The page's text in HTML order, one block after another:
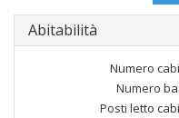
Abitabilità
Numero
Numero
Posti letto